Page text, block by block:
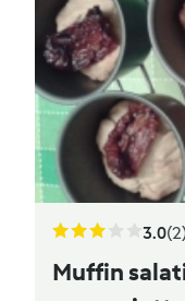
3.0
Muffin